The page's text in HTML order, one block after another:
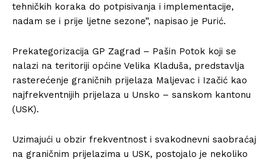
tehničkih koraka do potpisivanja i implementacije,
nadam se i prije ljetne sezone”, napisao je Purić.
Prekategorizacija GP Zagrad – Pašin Potok koji se
nalazi na teritoriji općine Velika Kladuša, predstavlja
rasterećenje graničnih prijelaza Maljevac i Izačić kao
najfrekventnijih prijelaza u Unsko – sanskom kantonu
(USK).
Uzimajući u obzir frekventnost i svakodnevni saobraćaj
na graničnim prijelazima u USK, postojalo je nekoliko